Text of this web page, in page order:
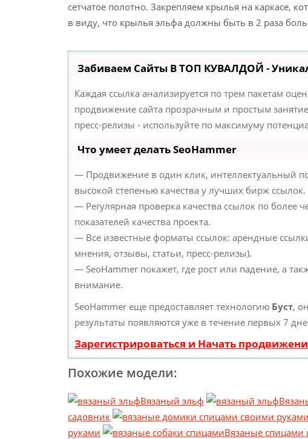
сетчатое полотно. Закрепляем крылья на каркасе,
в виду, что крылья эльфа должны быть в 2 раза
Забиваем Сайты В ТОП КУВАЛДОЙ -
Каждая ссылка анализируется по трем пакетам
продвижение сайта прозрачным и простым
пресс-релизы - используйте по максимуму
Что умеет делать SeoHammer
— Продвижение в один клик, интеллектуальный
высокой степенью качества у лучших бирж ссылок.
— Регулярная проверка качества ссылок по более
показателей качества проекта.
— Все известные форматы ссылок: арендные
мнения, отзывы, статьи, пресс-релизы).
— SeoHammer покажет, где рост или падение, а
внимание.
SeoHammer еще предоставляет технологию Буст,
результаты появляются уже в течение первых 7
Зарегистрироваться и Начать
Похожие модели:
Вязаный эльф
садовник
руками
Вязаные спицами